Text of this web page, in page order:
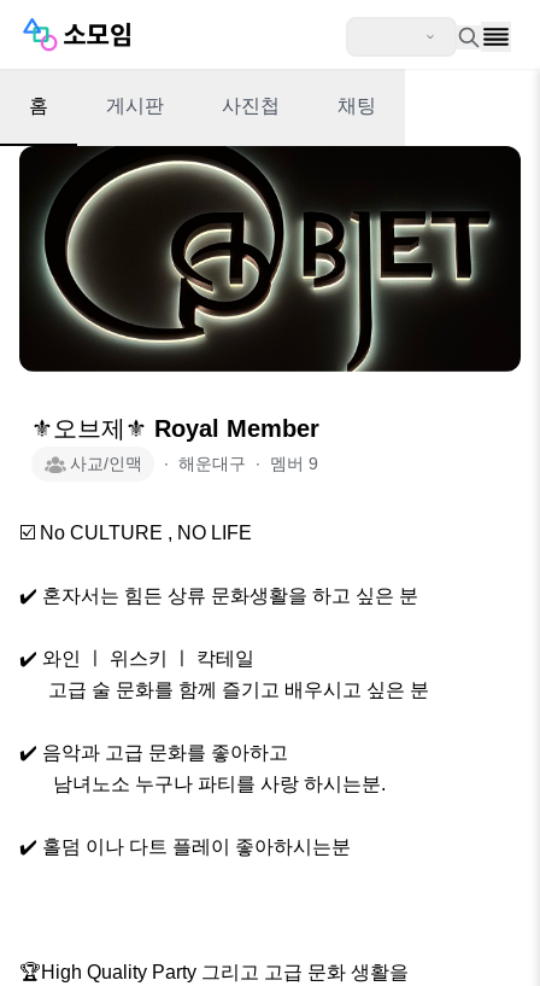
홈 게시판 사진첩 채팅
⚜️오브제⚜️ Royal Member
사교/인맥 ∙ 해운대구 ∙ 멤버 9
☑️ No CULTURE , NO LIFE
✔️ 혼자서는 힘든 상류 문화생활을 하고 싶은 분
✔️ 와인 ㅣ 위스키 ㅣ 칵테일
✔️ 음악과 고급 문화를 좋아하고
✔️ 홀덤 이나 다트 플레이 좋아하시는분
🏆High Quality Party 그리고 고급 문화 생활을